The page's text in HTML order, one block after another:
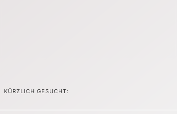
KÜRZLICH GESUCHT: